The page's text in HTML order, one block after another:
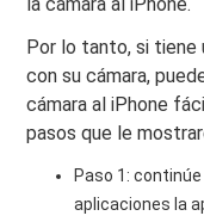
Por lo tanto, si tiene
con su cámara,
cámara al iPhone
pasos que le
Paso 1:
aplicaciones la